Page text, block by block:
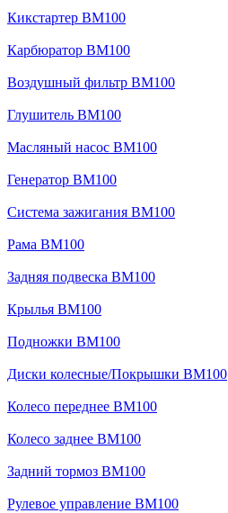
Кикстартер BM100
Карбюратор BM100
Воздушный фильтр BM100
Глушитель BM100
Масляный насос BM100
Генератор BM100
Система зажигания BM100
Рама BM100
Задняя подвеска BM100
Крылья BM100
Подножки BM100
Диски колесные/Покрышки BM100
Колесо переднее BM100
Колесо заднее BM100
Задний тормоз BM100
Рулевое управление BM100